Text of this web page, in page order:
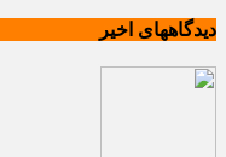
دیدگاههای اخیر